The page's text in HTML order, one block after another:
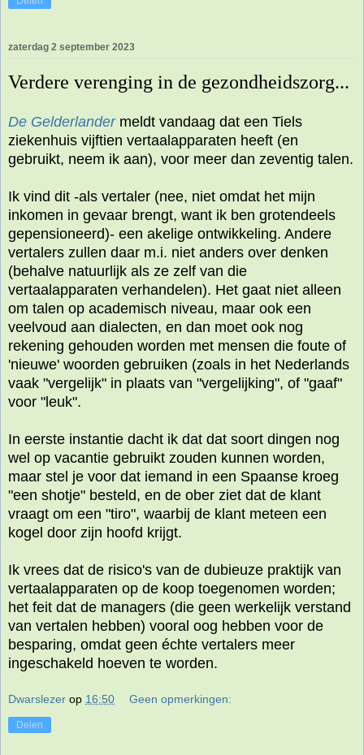
zaterdag 2 september 2023
Verdere verenging in de gezondheidszorg...
De Gelderlander meldt vandaag dat een Tiels
ziekenhuis vijftien vertaalapparaten heeft (en
gebruikt, neem ik aan), voor meer dan zeventig talen.
Ik vind dit -als vertaler (nee, niet omdat het mijn
inkomen in gevaar brengt, want ik ben grotendeels
gepensioneerd)- een akelige ontwikkeling. Andere
vertalers zullen daar m.i. niet anders over denken
(behalve natuurlijk als ze zelf van die
vertaalapparaten verhandelen). Het gaat niet alleen
om talen op academisch niveau, maar ook een
veelvoud aan dialecten, en dan moet ook nog
rekening gehouden worden met mensen die foute of
'nieuwe' woorden gebruiken (zoals in het Nederlands
vaak "vergelijk" in plaats van "vergelijking", of "gaaf"
voor "leuk".
In eerste instantie dacht ik dat dat soort dingen nog
wel op vacantie gebruikt zouden kunnen worden,
maar stel je voor dat iemand in een Spaanse kroeg
"een shotje" besteld, en de ober ziet dat de klant
vraagt om een "tiro", waarbij de klant meteen een
kogel door zijn hoofd krijgt.
Ik vrees dat de risico's van de dubieuze praktijk van
vertaalapparaten op de koop toegenomen worden;
het feit dat de managers (die geen werkelijk verstand
van vertalen hebben) vooral oog hebben voor de
besparing, omdat geen échte vertalers meer
ingeschakeld hoeven te worden.
Dwarslezer op 16:50 Geen opmerkingen:
Delen